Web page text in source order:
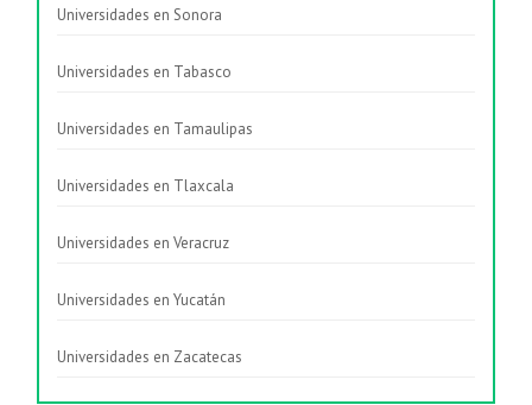
Universidades en Sonora
Universidades en Tabasco
Universidades en Tamaulipas
Universidades en Tlaxcala
Universidades en Veracruz
Universidades en Yucatán
Universidades en Zacatecas